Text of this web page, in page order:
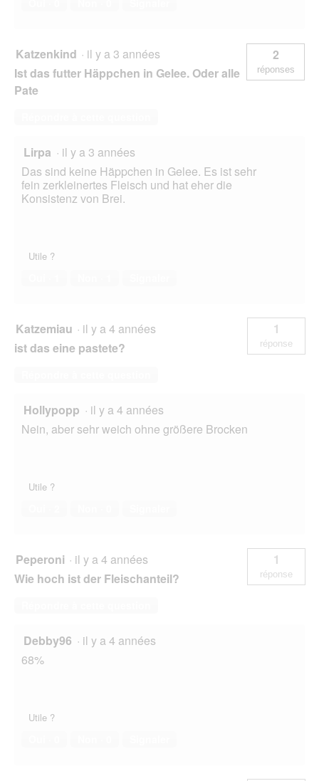
Katzenkind · il y a 3 années
Ist das futter Häppchen in Gelee. Oder alle
Pate
2
réponses
Lirpa · il y a 3 années
Das sind keine Häppchen in Gelee. Es ist sehr
fein zerkleinertes Fleisch und hat eher die
Konsistenz von Brei.
Utile ?
Katzemiau · il y a 4 années
ist das eine pastete?
1
réponse
Hollypopp · il y a 4 années
Nein, aber sehr weich ohne größere Brocken
Utile ?
Peperoni · il y a 4 années
Wie hoch ist der Fleischanteil?
1
réponse
Debby96 · il y a 4 années
68%
Utile ?